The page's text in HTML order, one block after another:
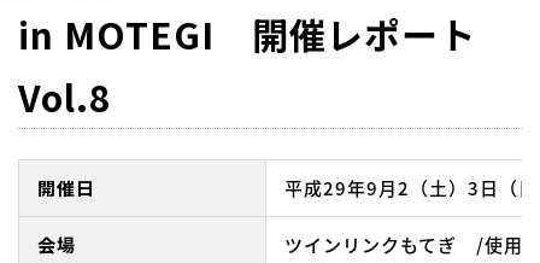
in MOTEGI 開催レポート
Vol.8
開催日 平成29年9月2（土）3日（
会場 ツインリンクもてぎ /使用